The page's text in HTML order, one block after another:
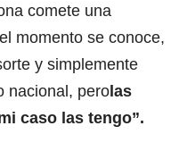
comete una
momento se conoce,
y simplemente
nacional, perolas
caso las tengo”.